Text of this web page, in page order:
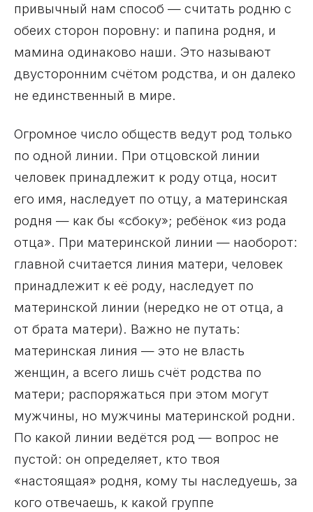
привычный нам способ — считать родню с
обеих сторон поровну: и папина родня, и
мамина одинаково наши. Это называют
двусторонним счётом родства, и он далеко
не единственный в мире.
Огромное число обществ ведут род только
по одной линии. При отцовской линии
человек принадлежит к роду отца, носит
его имя, наследует по отцу, а материнская
родня — как бы «сбоку»; ребёнок «из рода
отца». При материнской линии — наоборот:
главной считается линия матери, человек
принадлежит к её роду, наследует по
материнской линии (нередко не от отца, а
от брата матери). Важно не путать:
материнская линия — это не власть
женщин, а всего лишь счёт родства по
матери; распоряжаться при этом могут
мужчины, но мужчины материнской родни.
По какой линии ведётся род — вопрос не
пустой: он определяет, кто твоя
«настоящая» родня, кому ты наследуешь, за
кого отвечаешь, к какой группе